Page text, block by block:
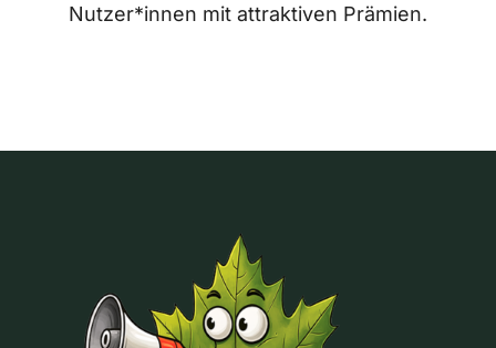
Nutzer*innen mit attraktiven Prämien.